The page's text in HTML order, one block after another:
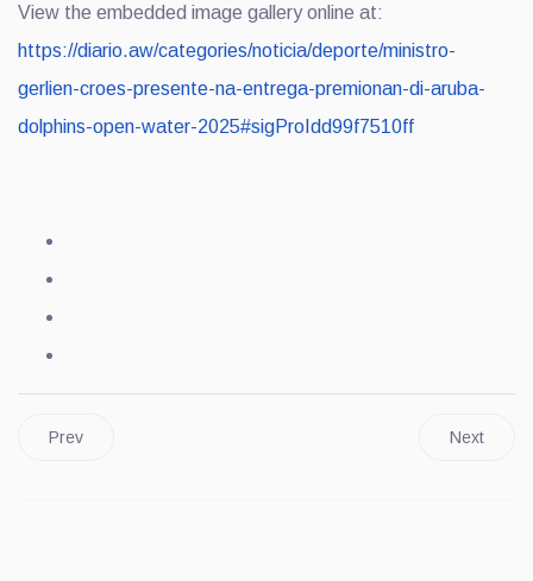
View the embedded image gallery online at:
https://diario.aw/categories/noticia/deporte/ministro-
gerlien-croes-presente-na-entrega-premionan-di-aruba-
dolphins-open-water-2025#sigProIdd99f7510ff
Prev Next